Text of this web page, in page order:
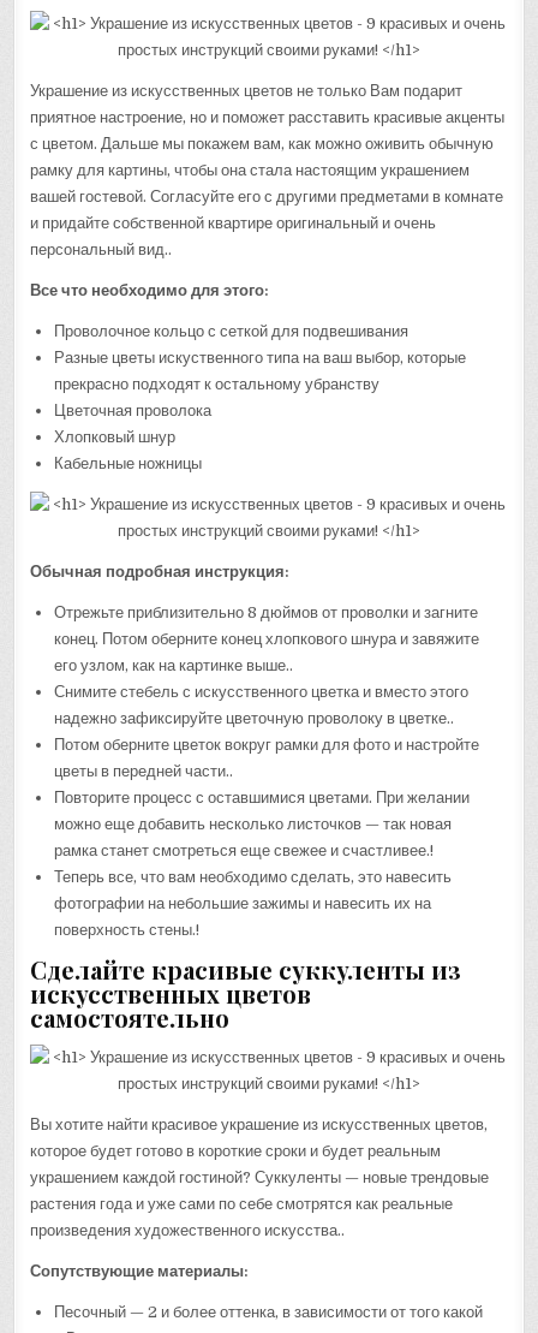
Украшение из искусственных цветов не только Вам подарит
приятное настроение, но и поможет расставить красивые акценты
с цветом. Дальше мы покажем вам, как можно оживить обычную
рамку для картины, чтобы она стала настоящим украшением
вашей гостевой. Согласуйте его с другими предметами в комнате
и придайте собственной квартире оригинальный и очень
персональный вид..
Все что необходимо для этого:
Проволочное кольцо с сеткой для подвешивания
Разные цветы искуственного типа на ваш выбор, которые
прекрасно подходят к остальному убранству
Цветочная проволока
Хлопковый шнур
Кабельные ножницы
Обычная подробная инструкция:
Отрежьте приблизительно 8 дюймов от проволки и загните
конец. Потом оберните конец хлопкового шнура и завяжите
его узлом, как на картинке выше..
Снимите стебель с искусственного цветка и вместо этого
надежно зафиксируйте цветочную проволоку в цветке..
Потом оберните цветок вокруг рамки для фото и настройте
цветы в передней части..
Повторите процесс с оставшимися цветами. При желании
можно еще добавить несколько листочков — так новая
рамка станет смотреться еще свежее и счастливее.!
Теперь все, что вам необходимо сделать, это навесить
фотографии на небольшие зажимы и навесить их на
поверхность стены.!
Сделайте красивые суккуленты из
искусственных цветов
самостоятельно
Вы хотите найти красивое украшение из искусственных цветов,
которое будет готово в короткие сроки и будет реальным
украшением каждой гостиной? Суккуленты — новые трендовые
растения года и уже сами по себе смотрятся как реальные
произведения художественного искусства..
Сопутствующие материалы:
Песочный — 2 и более оттенка, в зависимости от того какой